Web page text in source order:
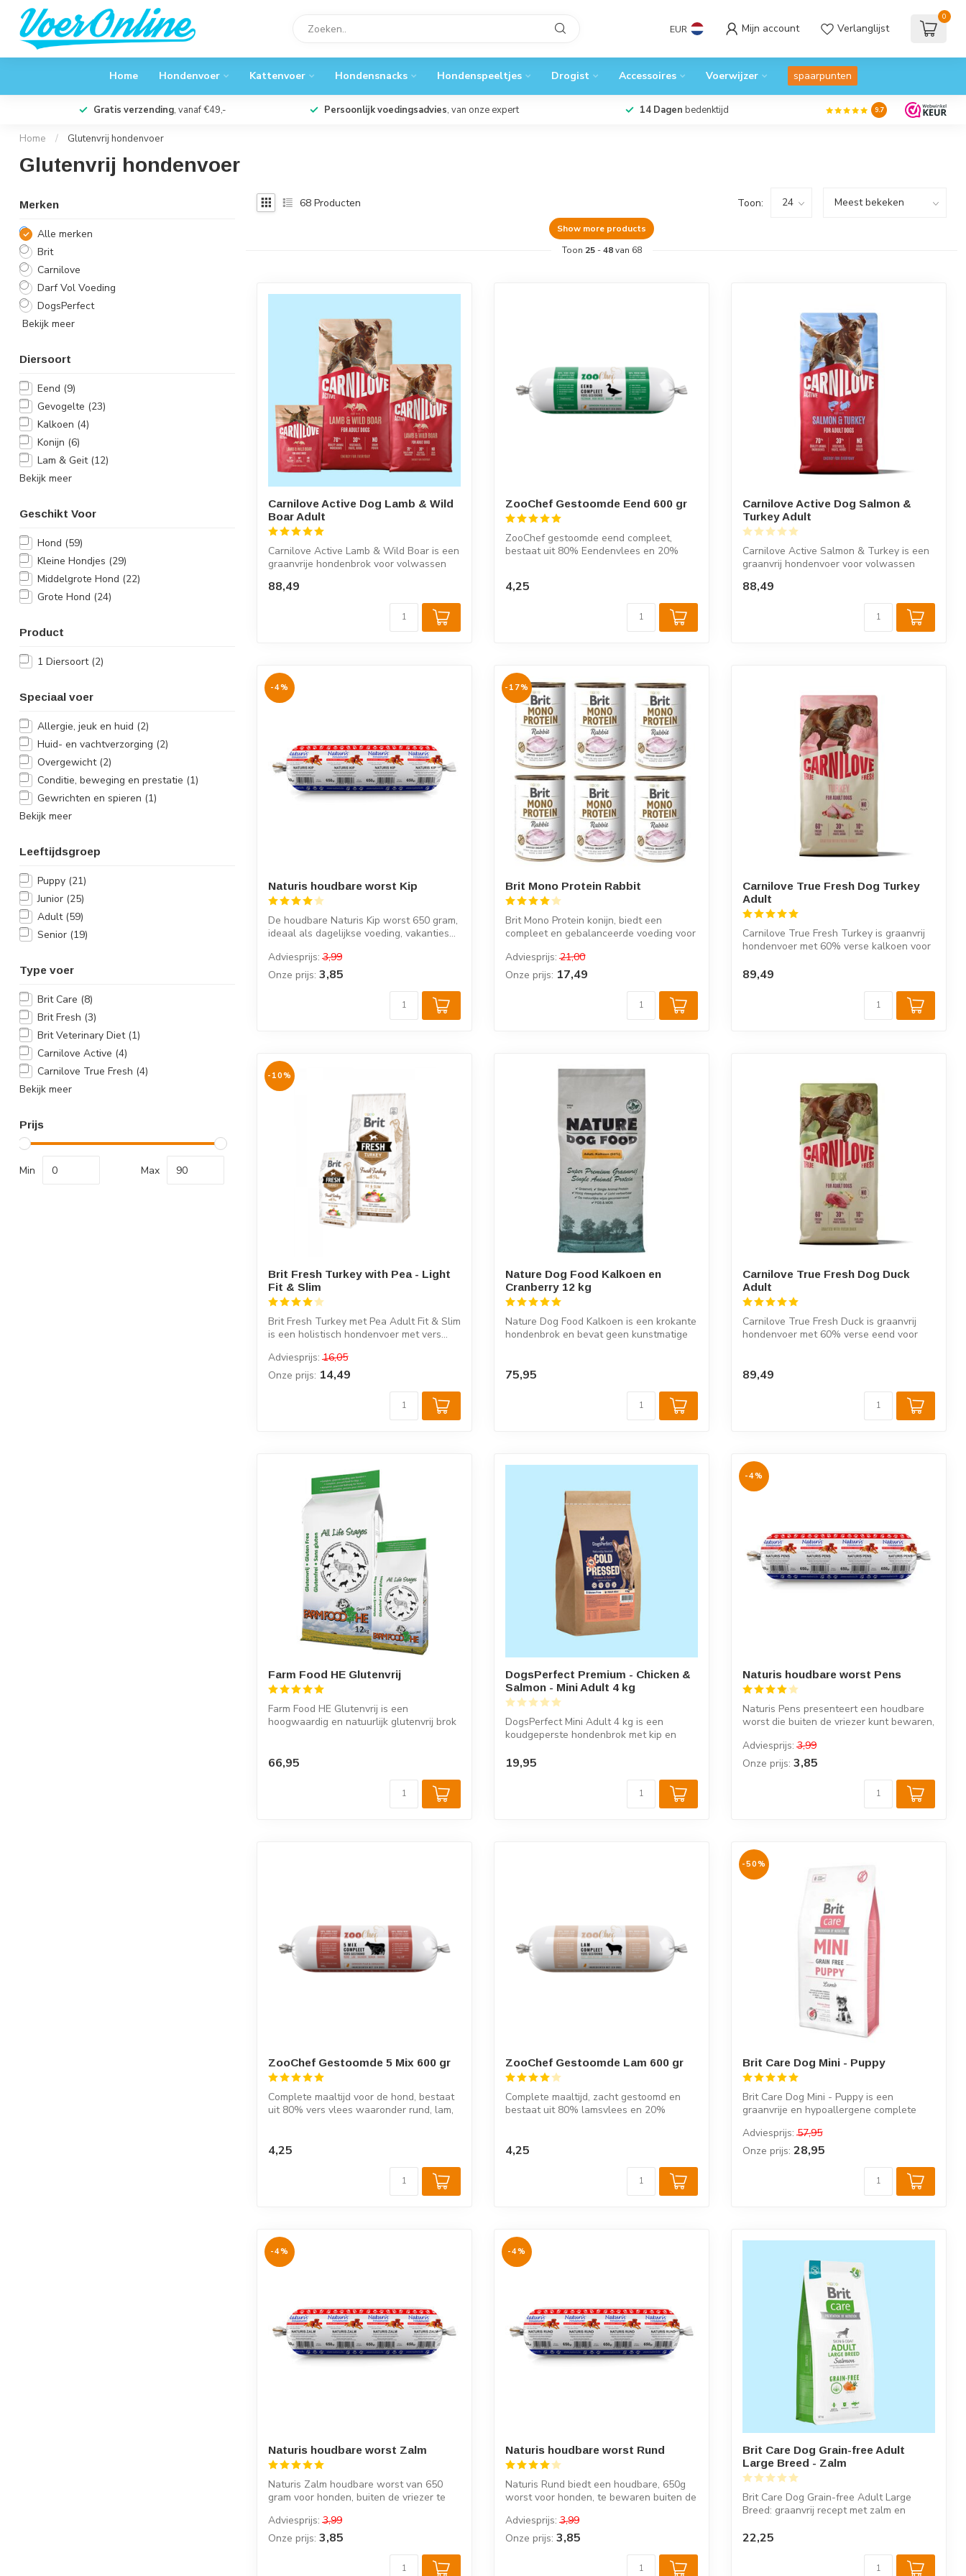
EUR Mijn account Verlanglijst
0
Home Hondenvoer Kattenvoer Hondensnacks Hondenspeeltjes Drogist Accessoires Voerwijzer spaarpunten
Gratis verzending, vanaf €49,- Persoonlijk voedingsadvies, van onze expert 14 Dagen bedenktijd 9.7
Home / Glutenvrij hondenvoer
Glutenvrij hondenvoer
Merken
Alle merken
Brit
Carnilove
Darf Vol Voeding
DogsPerfect
Bekijk meer
Diersoort
Eend (9)
Gevogelte (23)
Kalkoen (4)
Konijn (6)
Lam & Geit (12)
Bekijk meer
Geschikt Voor
Hond (59)
Kleine Hondjes (29)
Middelgrote Hond (22)
Grote Hond (24)
Product
1 Diersoort (2)
Speciaal voer
Allergie, jeuk en huid (2)
Huid- en vachtverzorging (2)
Overgewicht (2)
Conditie, beweging en prestatie (1)
Gewrichten en spieren (1)
Bekijk meer
Leeftijdsgroep
Puppy (21)
Junior (25)
Adult (59)
Senior (19)
Type voer
Brit Care (8)
Brit Fresh (3)
Brit Veterinary Diet (1)
Carnilove Active (4)
Carnilove True Fresh (4)
Bekijk meer
Prijs
Min Max
68 Producten Toon:
Show more products
Toon 25-48van 68
Carnilove Active Dog Lamb & Wild
Boar Adult
Carnilove Active Lamb & Wild Boar is een
graanvrije hondenbrok voor volwassen
88,49
ZooChef Gestoomde Eend 600 gr
ZooChef gestoomde eend compleet,
bestaat uit 80% Eendenvlees en 20%
4,25
Carnilove Active Dog Salmon &
Turkey Adult
Carnilove Active Salmon & Turkey is een
graanvrij hondenvoer voor volwassen
88,49
-4%
Naturis houdbare worst Kip
De houdbare Naturis Kip worst 650 gram,
ideaal als dagelijkse voeding, vakanties...
Adviesprijs: 3,99
Onze prijs: 3,85
-17%
Brit Mono Protein Rabbit
Brit Mono Protein konijn, biedt een
compleet en gebalanceerde voeding voor
Adviesprijs: 21,00
Onze prijs: 17,49
Carnilove True Fresh Dog Turkey
Adult
Carnilove True Fresh Turkey is graanvrij
hondenvoer met 60% verse kalkoen voor
89,49
-10%
Brit Fresh Turkey with Pea - Light
Fit & Slim
Brit Fresh Turkey met Pea Adult Fit & Slim
is een holistisch hondenvoer met vers...
Adviesprijs: 16,05
Onze prijs: 14,49
Nature Dog Food Kalkoen en
Cranberry 12 kg
Nature Dog Food Kalkoen is een krokante
hondenbrok en bevat geen kunstmatige
75,95
Carnilove True Fresh Dog Duck
Adult
Carnilove True Fresh Duck is graanvrij
hondenvoer met 60% verse eend voor
89,49
Farm Food HE Glutenvrij
Farm Food HE Glutenvrij is een
hoogwaardig en natuurlijk glutenvrij brok
66,95
DogsPerfect Premium - Chicken &
Salmon - Mini Adult 4 kg
DogsPerfect Mini Adult 4 kg is een
koudgeperste hondenbrok met kip en
19,95
-4%
Naturis houdbare worst Pens
Naturis Pens presenteert een houdbare
worst die buiten de vriezer kunt bewaren,
Adviesprijs: 3,99
Onze prijs: 3,85
ZooChef Gestoomde 5 Mix 600 gr
Complete maaltijd voor de hond, bestaat
uit 80% vers vlees waaronder rund, lam,
4,25
ZooChef Gestoomde Lam 600 gr
Complete maaltijd, zacht gestoomd en
bestaat uit 80% lamsvlees en 20%
4,25
-50%
Brit Care Dog Mini - Puppy
Brit Care Dog Mini - Puppy is een
graanvrije en hypoallergene complete
Adviesprijs: 57,95
Onze prijs: 28,95
-4%
Naturis houdbare worst Zalm
Naturis Zalm houdbare worst van 650
gram voor honden, buiten de vriezer te
Adviesprijs: 3,99
Onze prijs: 3,85
-4%
Naturis houdbare worst Rund
Naturis Rund biedt een houdbare, 650g
worst voor honden, te bewaren buiten de
Adviesprijs: 3,99
Onze prijs: 3,85
Brit Care Dog Grain-free Adult
Large Breed - Zalm
Brit Care Dog Grain-free Adult Large
Breed: graanvrij recept met zalm en
22,25